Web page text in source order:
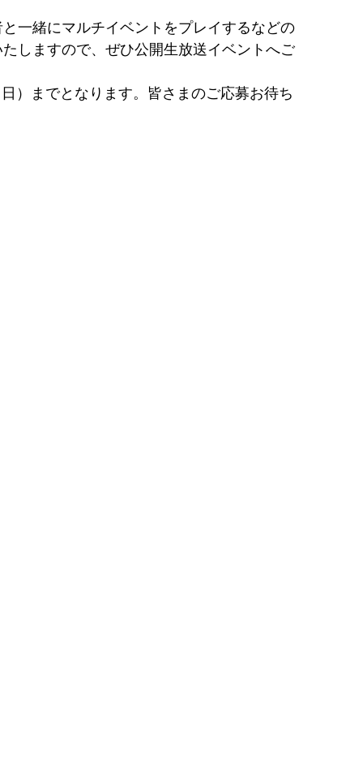
一緒にマルチイベントをプレイするなどの
しますので、ぜひ公開生放送イベントへご
）までとなります。皆さまのご応募お待ち